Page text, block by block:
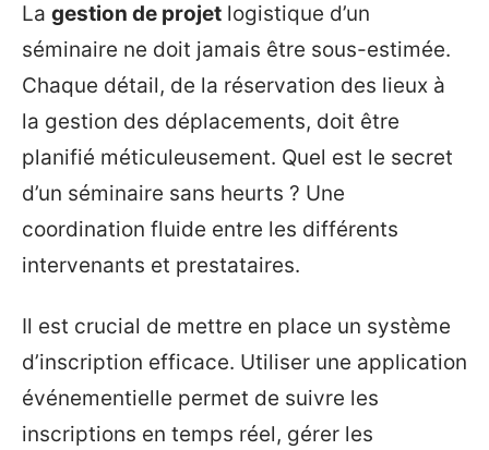
La gestion de projet logistique d’un
séminaire ne doit jamais être sous-estimée.
Chaque détail, de la réservation des lieux à
la gestion des déplacements, doit être
planifié méticuleusement. Quel est le secret
d’un séminaire sans heurts ? Une
coordination fluide entre les différents
intervenants et prestataires.
Il est crucial de mettre en place un système
d’inscription efficace. Utiliser une application
événementielle permet de suivre les
inscriptions en temps réel, gérer les